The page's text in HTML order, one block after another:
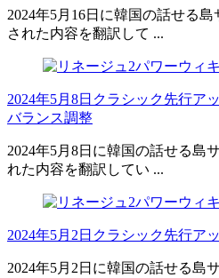
2024年5月16日に韓国の話せる
された内容を翻訳して ...
2024年5月8日クラシック先行ア
バランス調整
2024年5月8日に韓国の話せる島
れた内容を翻訳してい ...
2024年5月2日クラシック先行ア
2024年5月2日に韓国の話せる島